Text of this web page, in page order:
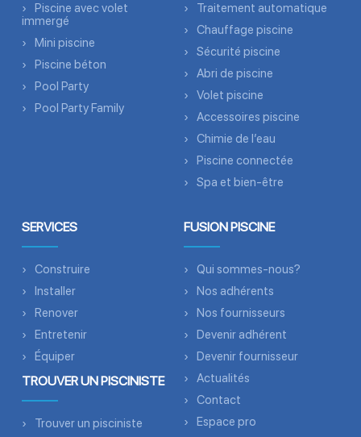
Piscine avec volet
immergé
Mini piscine
Piscine béton
Pool Party
Pool Party Family
Traitement automatique
Chauffage piscine
Sécurité piscine
Abri de piscine
Volet piscine
Accessoires piscine
Chimie de l’eau
Piscine connectée
Spa et bien-être
SERVICES
Construire
Installer
Renover
Entretenir
Équiper
TROUVER UN PISCINISTE
Trouver un pisciniste
FUSION PISCINE
Qui sommes-nous?
Nos adhérents
Nos fournisseurs
Devenir adhérent
Devenir fournisseur
Actualités
Contact
Espace pro